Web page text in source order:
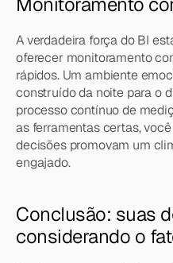
A verdadeira força do BI
oferecer monitoramento
rápidos. Um ambiente
construído da noite para o
processo contínuo de
as ferramentas certas,
decisões promovam um
engajado.
Conclusão: suas
considerando o